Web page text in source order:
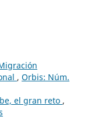
, Orbis: Núm.
el gran reto ,